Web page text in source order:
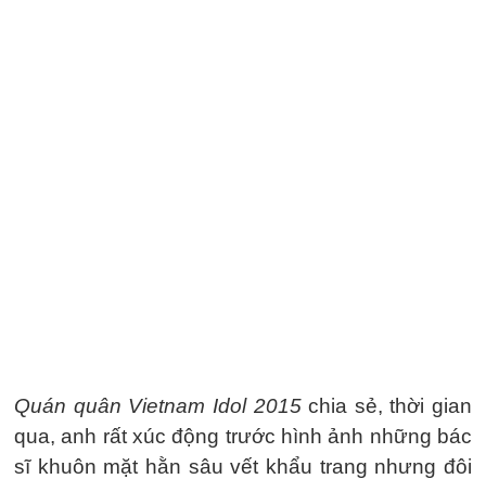
Quán quân Vietnam Idol 2015chia sẻ, thời gian
qua, anh rất xúc động trước hình ảnh những bác
sĩ khuôn mặt hằn sâu vết khẩu trang nhưng đôi